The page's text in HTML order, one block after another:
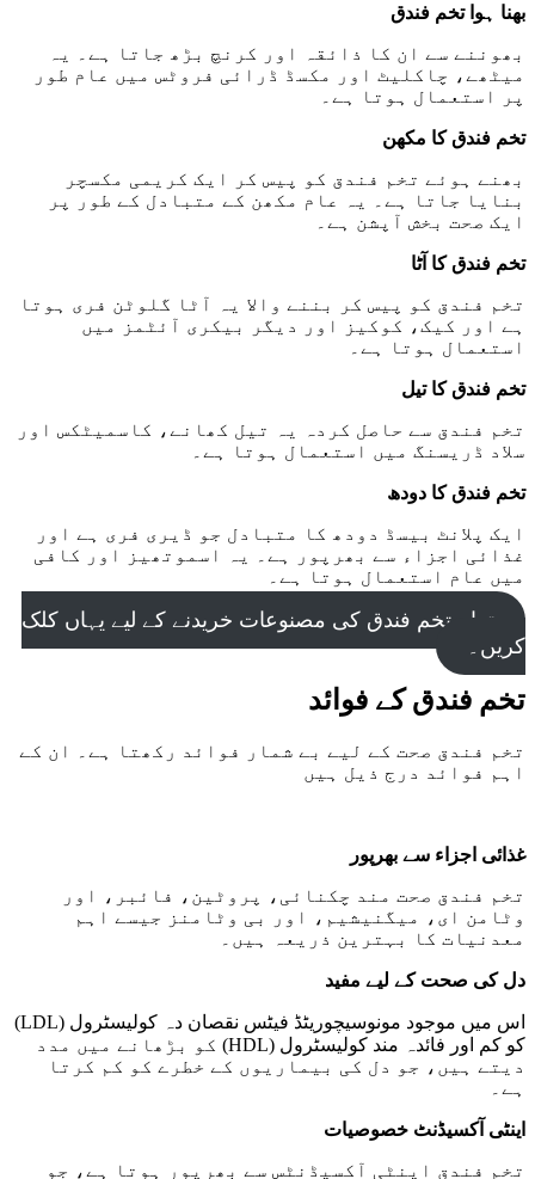
بھنا ہوا تخم فندق
بھوننے سے ان کا ذائقہ اور کرنچ بڑھ جاتا ہے۔ یہ
میٹھے، چاکلیٹ اور مکسڈ ڈرائی فروٹس میں عام طور
پر استعمال ہوتا ہے۔
تخم فندق کا مکھن
بھنے ہوئے تخم فندق کو پیس کر ایک کریمی مکسچر
بنایا جاتا ہے۔ یہ عام مکھن کے متبادل کے طور پر
ایک صحت بخش آپشن ہے۔
تخم فندق کا آٹا
تخم فندق کو پیس کر بننے والا یہ آٹا گلوٹن فری ہوتا
ہے اور کیک، کوکیز اور دیگر بیکری آئٹمز میں
استعمال ہوتا ہے۔
تخم فندق کا تیل
تخم فندق سے حاصل کردہ یہ تیل کھانے، کاسمیٹکس اور
سلاد ڈریسنگ میں استعمال ہوتا ہے۔
تخم فندق کا دودھ
ایک پلانٹ بیسڈ دودھ کا متبادل جو ڈیری فری ہے اور
غذائی اجزاء سے بھرپور ہے۔ یہ اسموتھیز اور کافی
میں عام استعمال ہوتا ہے۔
تمام تخم فندق کی مصنوعات خریدنے کے لیے یہاں کلک
کریں۔
تخم فندق کے فوائد
تخم فندق صحت کے لیے بے شمار فوائد رکھتا ہے۔ ان کے
اہم فوائد درج ذیل ہیں
غذائی اجزاء سے بھرپور
تخم فندق صحت مند چکنائی، پروٹین، فائبر، اور
وٹامن ای، میگنیشیم، اور بی وٹامنز جیسے اہم
معدنیات کا بہترین ذریعہ ہیں۔
دل کی صحت کے لیے مفید
اس میں موجود مونوسیچوریٹڈ فیٹس نقصان دہ کولیسٹرول (LDL)
کو کم اور فائدہ مند کولیسٹرول (HDL) کو بڑھانے میں مدد
دیتے ہیں، جو دل کی بیماریوں کے خطرے کو کم کرتا
ہے۔
اینٹی آکسیڈنٹ خصوصیات
تخم فندق اینٹی آکسیڈنٹس سے بھرپور ہوتا ہے، جو